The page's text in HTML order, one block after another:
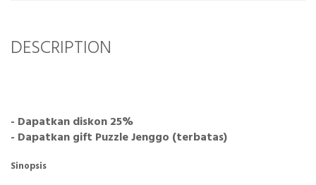
DESCRIPTION
- Dapatkan diskon 25%
- Dapatkan gift Puzzle Jenggo (terbatas)
Sinopsis